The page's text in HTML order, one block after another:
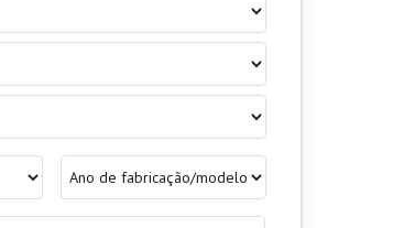
Ano
de
fabricação/modelo *